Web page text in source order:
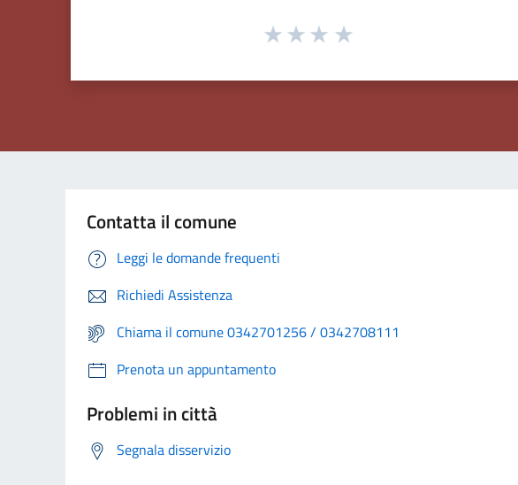
Contatta il comune
Leggi le domande frequenti
Richiedi Assistenza
Chiama il comune 0342701256 / 0342708111
Prenota un appuntamento
Problemi in città
Segnala disservizio